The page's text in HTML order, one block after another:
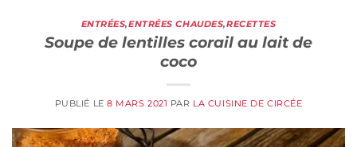
ENTRÉES,ENTRÉES CHAUDES,RECETTES
Soupe de lentilles corail au lait de
coco
PUBLIÉ LE8 MARS 2021 PAR LA CUISINE DE CIRCÉE